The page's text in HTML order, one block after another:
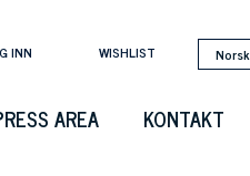
INN WISHLIST Norsk
AREA KONTAKT